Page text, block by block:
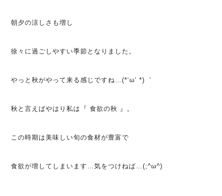
朝夕の涼しさも増し
徐々に過ごしやすい季節となりました。
やっと秋がやって来る感じですね…(*‘ω‘ *)゛
秋と言えばやはり私は『 食欲の秋 』。
この時期は美味しい旬の食材が豊富で
食欲が増してしまいます…気をつけねば…(;^ω^)